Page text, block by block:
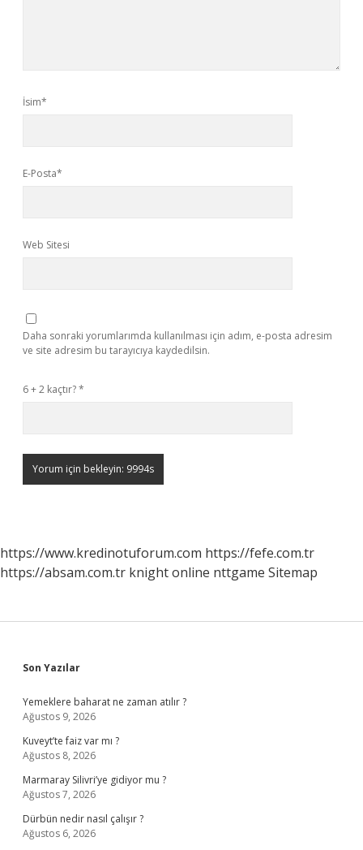
İsim*
E-Posta*
Web Sitesi
Daha sonraki yorumlarımda kullanılması için adım, e-posta adresim
ve site adresim bu tarayıcıya kaydedilsin.
6 + 2 kaçtır?*
https://www.kredinotuforum.com https://fefe.com.tr
https://absam.com.tr knight online nttgame Sitemap
Sidebar
Son Yazılar
Yemeklere baharat ne zaman atılır ?
Ağustos 9, 2026
Kuveyt’te faiz var mı ?
Ağustos 8, 2026
Marmaray Silivri’ye gidiyor mu ?
Ağustos 7, 2026
Dürbün nedir nasıl çalışır ?
Ağustos 6, 2026